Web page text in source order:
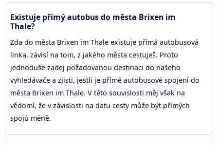
Existuje přímý autobus do města Brixen im
Thale?
Zda do města Brixen im Thale existuje přímá autobusová
linka, závisí na tom, z jakého města cestuješ. Proto
jednoduše zadej požadovanou destinaci do našeho
vyhledávače a zjisti, jestli je přímé autobusové spojení do
města Brixen im Thale. V této souvislosti měj však na
vědomí, že v závislosti na datu cesty může být přímých
spojů méně.